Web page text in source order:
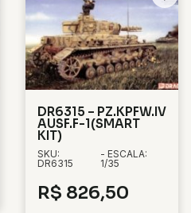
DR6315 – PZ.KPFW.IV
AUSF.F-1(SMART
KIT)
SKU:
DR6315
- ESCALA:
1/35
R$ 826,50